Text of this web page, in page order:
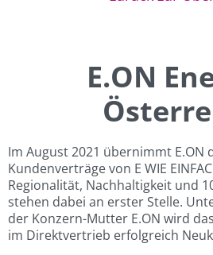
E.ON
Im August 2021 übernimmt E.ON
Kundenverträge von E WIE
Regionalität, Nachhaltigkeit und
stehen dabei an erster Stelle.
der Konzern-Mutter E.ON wird
im Direktvertrieb erfolgreich